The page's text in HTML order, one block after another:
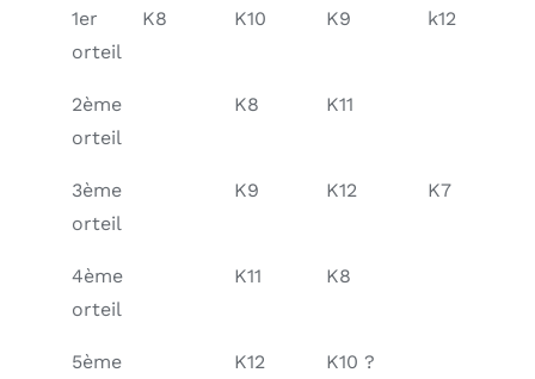
1er
orteil
K8 K10 K9 k12
2ème
orteil
K8 K11
3ème
orteil
K9 K12 K7
4ème
orteil
K11 K8
5ème
K12 K10 ?